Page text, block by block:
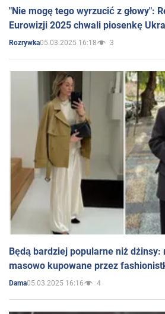
"Nie mogę tego wyrzucić z głowy":
Eurowizji 2025 chwali piosenkę
Rozrywka05.03.2025 16:18 3
Będą bardziej popularne niż
masowo kupowane przez
Dama05.03.2025 16:16 4